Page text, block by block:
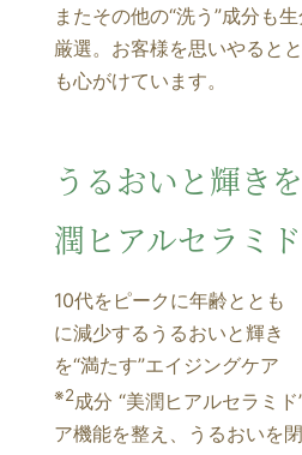
またその他の“洗う”成分も
厳選。お客様を思いやると
も心がけています。
うるおいと輝き
潤ヒアルセラミ
10代をピークに年齢ととも
に減少するうるおいと輝き
を“満たす”エイジングケア
※2成分 “美潤ヒアルセラミ
ア機能を整え、うるおいを